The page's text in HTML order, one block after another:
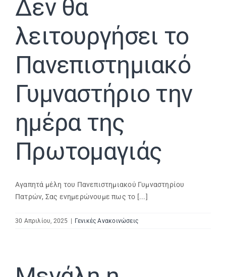
Δεν θα
λειτουργήσει το
Πανεπιστημιακό
Γυμναστήριο την
ημέρα της
Πρωτομαγιάς
Αγαπητά μέλη του Πανεπιστημιακού Γυμναστηρίου
Πατρών, Σας ενημερώνουμε πως το [...]
30 Απριλίου, 2025 Γενικές Ανακοινώσεις